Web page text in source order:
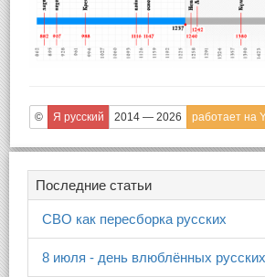
© Я русский 2014 — 2026 работает на
Последние статьи
СВО как пересборка русских
8 июля - день влюблённых русских